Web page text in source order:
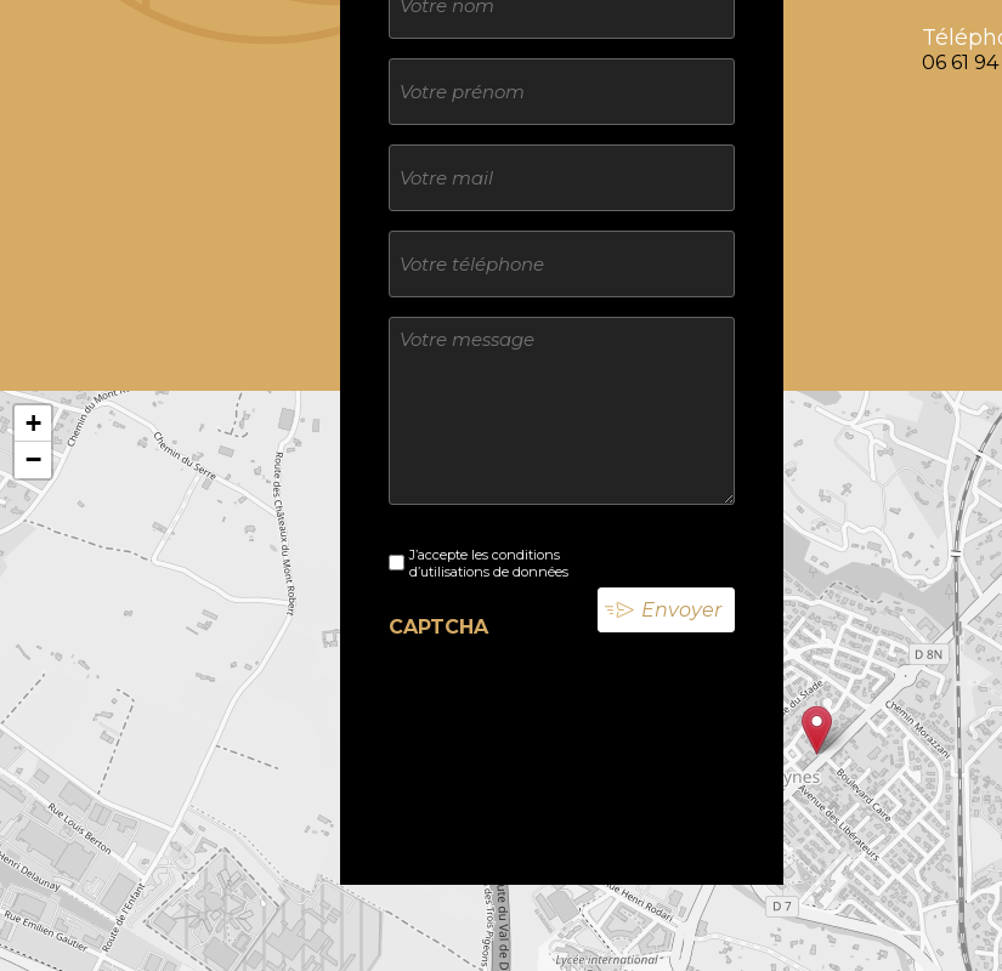
06 61 94
Sans
titre
E-
mail
Téléphone
Sans
titre
titreJ’accepte les conditions
d’utilisations de données
CAPTCHA
+
−